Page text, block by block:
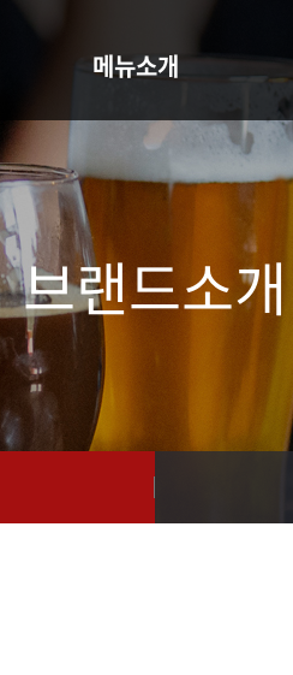
메뉴소개
F후라이드 & C크리스피
생맥주 & 수제맥주 & 하이볼
브랜드소개